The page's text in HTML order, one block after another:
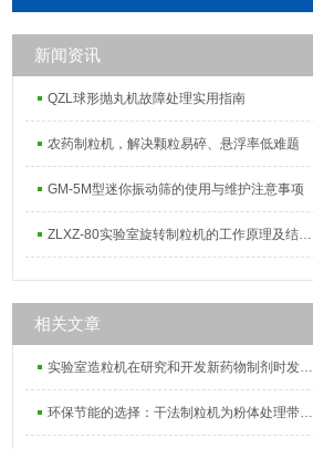
新闻资讯
QZL球形抛丸机故障处理实用指南
农药制粒机，解决颗粒易碎、悬浮率低难题
GM-5M型迷你振动筛的使用与维护注意事项
ZLXZ-80实验室旋转制粒机的工作原理及结构组成
相关文章
实验室造粒机在研究和开发新药物制剂时发挥了重要作用
环保节能的选择：干法制粒机为粉体处理带来新方向